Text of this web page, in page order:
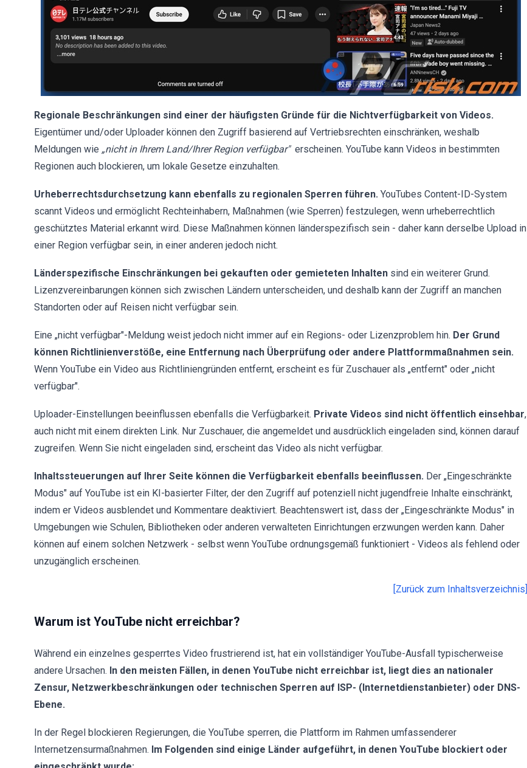
Regionale Beschränkungen sind einer der häufigsten Gründe für die Nichtverfügbarkeit von Videos.
Eigentümer und/oder Uploader können den Zugriff basierend auf Vertriebsrechten einschränken, weshalb
Meldungen wie „nicht in Ihrem Land/Ihrer Region verfügbar" erscheinen. YouTube kann Videos in bestimmten
Regionen auch blockieren, um lokale Gesetze einzuhalten.
Urheberrechtsdurchsetzung kann ebenfalls zu regionalen Sperren führen. YouTubes Content-ID-System
scannt Videos und ermöglicht Rechteinhabern, Maßnahmen (wie Sperren) festzulegen, wenn urheberrechtlich
geschütztes Material erkannt wird. Diese Maßnahmen können länderspezifisch sein - daher kann derselbe Upload in
einer Region verfügbar sein, in einer anderen jedoch nicht.
Länderspezifische Einschränkungen bei gekauften oder gemieteten Inhalten sind ein weiterer Grund.
Lizenzvereinbarungen können sich zwischen Ländern unterscheiden, und deshalb kann der Zugriff an manchen
Standorten oder auf Reisen nicht verfügbar sein.
Eine „nicht verfügbar"-Meldung weist jedoch nicht immer auf ein Regions- oder Lizenzproblem hin. Der Grund
können Richtlinienverstöße, eine Entfernung nach Überprüfung oder andere Plattformmaßnahmen sein.
Wenn YouTube ein Video aus Richtliniengründen entfernt, erscheint es für Zuschauer als „entfernt" oder „nicht
verfügbar".
Uploader-Einstellungen beeinflussen ebenfalls die Verfügbarkeit. Private Videos sind nicht öffentlich einsehbar,
auch nicht mit einem direkten Link. Nur Zuschauer, die angemeldet und ausdrücklich eingeladen sind, können darauf
zugreifen. Wenn Sie nicht eingeladen sind, erscheint das Video als nicht verfügbar.
Inhaltssteuerungen auf Ihrer Seite können die Verfügbarkeit ebenfalls beeinflussen. Der „Eingeschränkte
Modus" auf YouTube ist ein KI-basierter Filter, der den Zugriff auf potenziell nicht jugendfreie Inhalte einschränkt,
indem er Videos ausblendet und Kommentare deaktiviert. Beachtenswert ist, dass der „Eingeschränkte Modus" in
Umgebungen wie Schulen, Bibliotheken oder anderen verwalteten Einrichtungen erzwungen werden kann. Daher
können auf einem solchen Netzwerk - selbst wenn YouTube ordnungsgemäß funktioniert - Videos als fehlend oder
unzugänglich erscheinen.
[Zurück zum Inhaltsverzeichnis]
Warum ist YouTube nicht erreichbar?
Während ein einzelnes gesperrtes Video frustrierend ist, hat ein vollständiger YouTube-Ausfall typischerweise
andere Ursachen. In den meisten Fällen, in denen YouTube nicht erreichbar ist, liegt dies an nationaler
Zensur, Netzwerkbeschränkungen oder technischen Sperren auf ISP- (Internetdienstanbieter) oder DNS-
Ebene.
In der Regel blockieren Regierungen, die YouTube sperren, die Plattform im Rahmen umfassenderer
Internetzensurmaßnahmen. Im Folgenden sind einige Länder aufgeführt, in denen YouTube blockiert oder